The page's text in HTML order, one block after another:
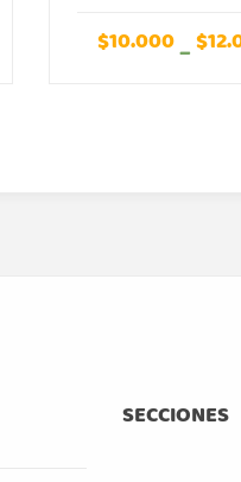
$10.000–$
SECCIONES